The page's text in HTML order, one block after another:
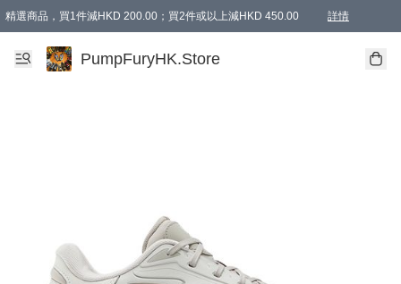
精選商品，買1件減HKD 200.00；買2件或以上減HKD 450.00 詳情
AAPE商品,會員專享9折或以上（按會員等級）AAPE products, members can
精選商品，任選買2件或以上減HKD 100.00
購物滿 HKD 800.00即享免運費優惠！（適用於 特定的送貨方式 )
PumpFuryHK.Store